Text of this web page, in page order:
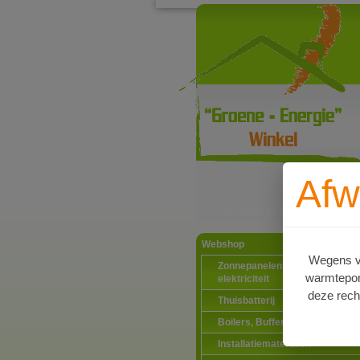
Ga naar
Webshop
Zonnepanelen PV-systemen
elektriciteit
Thuisbatterij
Boilers, Buffervaten en
Installatiematerialen
Wegens
deze